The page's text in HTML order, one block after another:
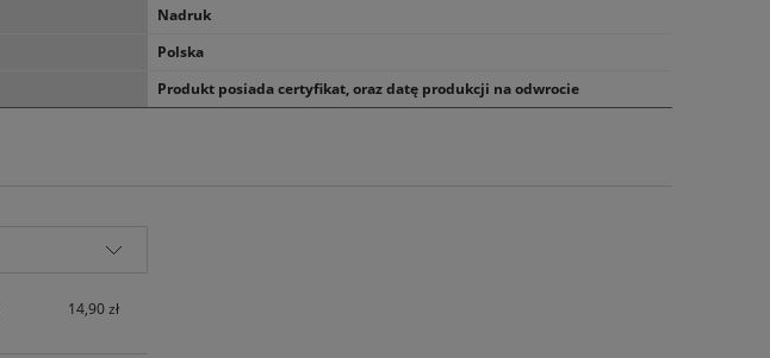
Nadruk
Polska
Produkt posiada certyfikat, oraz datę produkcji na odwrocie
14,90 zł